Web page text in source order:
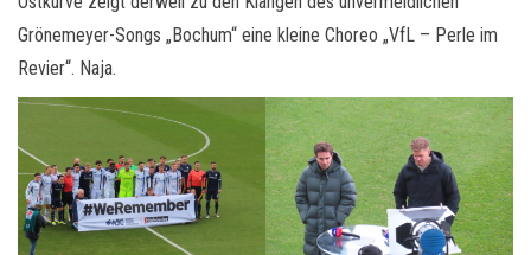
Grönemeyer-Songs „Bochum“ eine kleine Choreo „VfL – Perle im
Revier“. Naja.